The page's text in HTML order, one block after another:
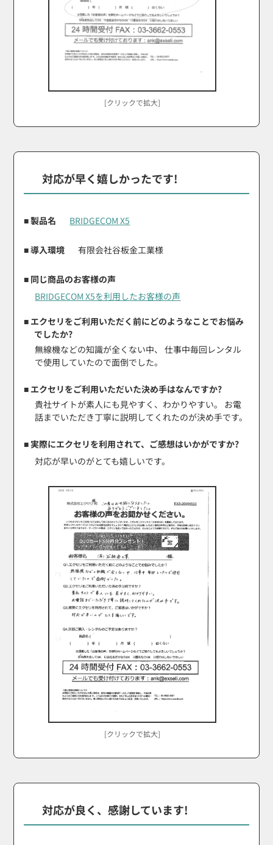
[クリックで拡大]
対応が早く嬉しかったです!
■ 製品名 BRIDGECOM X5
■ 導入環境 有限会社谷板金工業様
■ 同じ商品のお客様の声
BRIDGECOM X5を利用したお客様の声
[クリックで拡大]
■ エクセリをご利用いただく前にどのようなことでお悩み
でしたか?
無線機などの知識が全くない中、 仕事中毎回レンタル
で使用していたので面倒でした。
■ エクセリをご利用いただいた決め手はなんですか?
貴社サイトが素人にも見やすく、わかりやすい。 お電
話までいただき丁寧に説明してくれたのが決め手です。
■ 実際にエクセリを利用されて、ご感想はいかがですか?
対応が早いのがとても嬉しいです。
対応が良く、感謝しています!